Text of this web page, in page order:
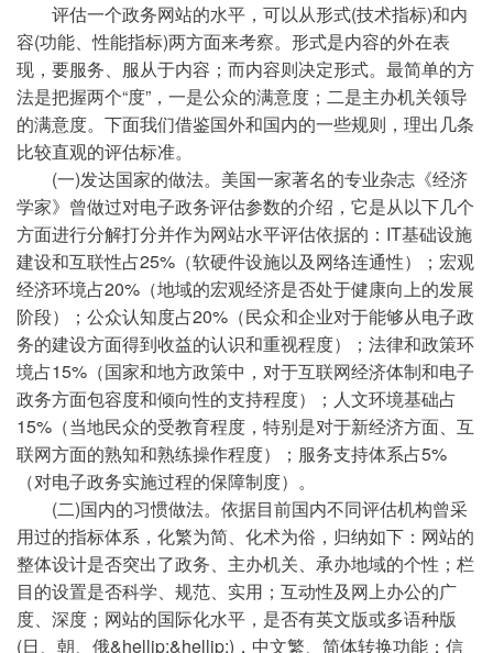
评估一个政务网站的水平，可以从形式(技术指标)和内
容(功能、性能指标)两方面来考察。形式是内容的外在表
现，要服务、服从于内容；而内容则决定形式。最简单的方
法是把握两个“度”，一是公众的满意度；二是主办机关领导
的满意度。下面我们借鉴国外和国内的一些规则，理出几条
比较直观的评估标准。
(一)发达国家的做法。美国一家著名的专业杂志《经济
学家》曾做过对电子政务评估参数的介绍，它是从以下几个
方面进行分解打分并作为网站水平评估依据的：IT基础设施
建设和互联性占25%（软硬件设施以及网络连通性）；宏观
经济环境占20%（地域的宏观经济是否处于健康向上的发展
阶段）；公众认知度占20%（民众和企业对于能够从电子政
务的建设方面得到收益的认识和重视程度）；法律和政策环
境占15%（国家和地方政策中，对于互联网经济体制和电子
政务方面包容度和倾向性的支持程度）；人文环境基础占
15%（当地民众的受教育程度，特别是对于新经济方面、互
联网方面的熟知和熟练操作程度）；服务支持体系占5%
（对电子政务实施过程的保障制度）。
(二)国内的习惯做法。依据目前国内不同评估机构曾采
用过的指标体系，化繁为简、化术为俗，归纳如下：网站的
整体设计是否突出了政务、主办机关、承办地域的个性；栏
目的设置是否科学、规范、实用；互动性及网上办公的广
度、深度；网站的国际化水平，是否有英文版或多语种版
(日、朝、俄&hellip;&hellip;)，中文繁、简体转换功能；信